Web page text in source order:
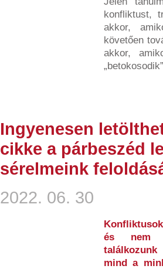
konfliktust,
akkor,
követően
akkor,
Ingyenesen
cikke a párbeszéd
sérelmeink
2022. 06. 30
és nem
találkozunk
mind a